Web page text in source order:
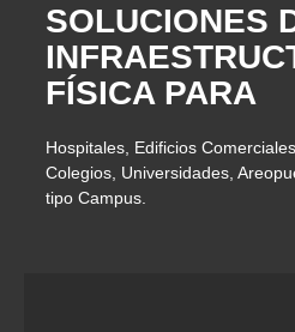
SOLUCIONES
FÍSICA PARA
Hospitales, Edificios Comerciales,
Colegios, Universidades,
tipo Campus.